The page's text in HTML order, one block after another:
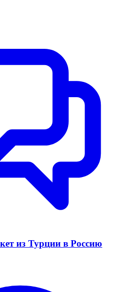
из Турции в Россию